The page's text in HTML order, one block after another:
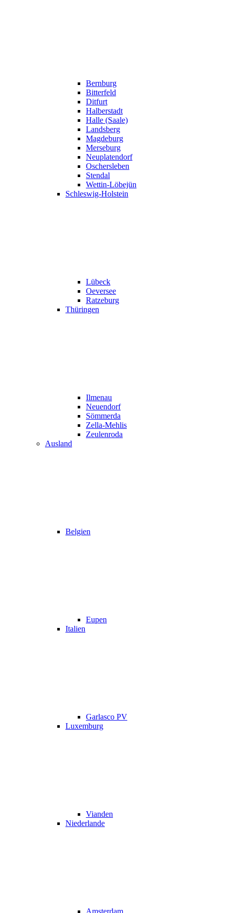
Bernburg
Bitterfeld
Ditfurt
Halberstadt
Halle (Saale)
Landsberg
Magdeburg
Merseburg
Neuplatendorf
Oschersleben
Stendal
Wettin-Löbejün
Schleswig-Holstein
Lübeck
Oeversee
Ratzeburg
Thüringen
Ilmenau
Neuendorf
Sömmerda
Zella-Mehlis
Zeulenroda
Ausland
Belgien
Eupen
Italien
Garlasco PV
Luxemburg
Vianden
Niederlande
Amsterdam